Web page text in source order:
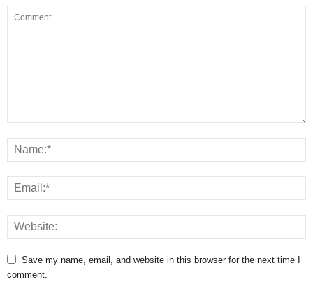
Save my name, email, and website in this browser for the next time I
comment.